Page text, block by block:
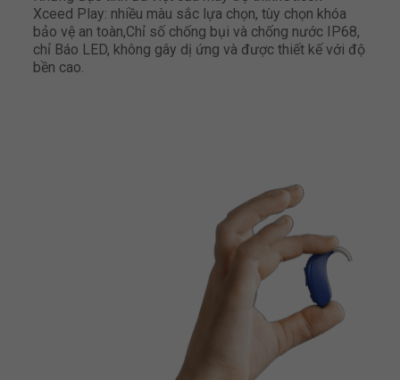
Xceed Play: nhiều màu sắc lựa chọn, tùy chọn khóa
bảo vệ an toàn,Chỉ số chống bụi và chống nước IP68,
chỉ Báo LED, không gây dị ứng và được thiết kế với độ
bền cao.